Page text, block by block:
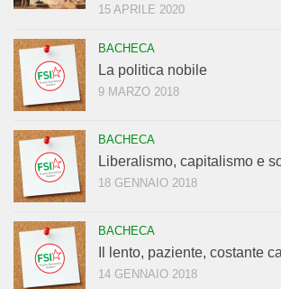
15 APRILE 2020
BACHECA
La politica nobile
9 MARZO 2018
BACHECA
Liberalismo, capitalismo e
18 GENNAIO 2018
BACHECA
Il lento, paziente, costante
14 GENNAIO 2018